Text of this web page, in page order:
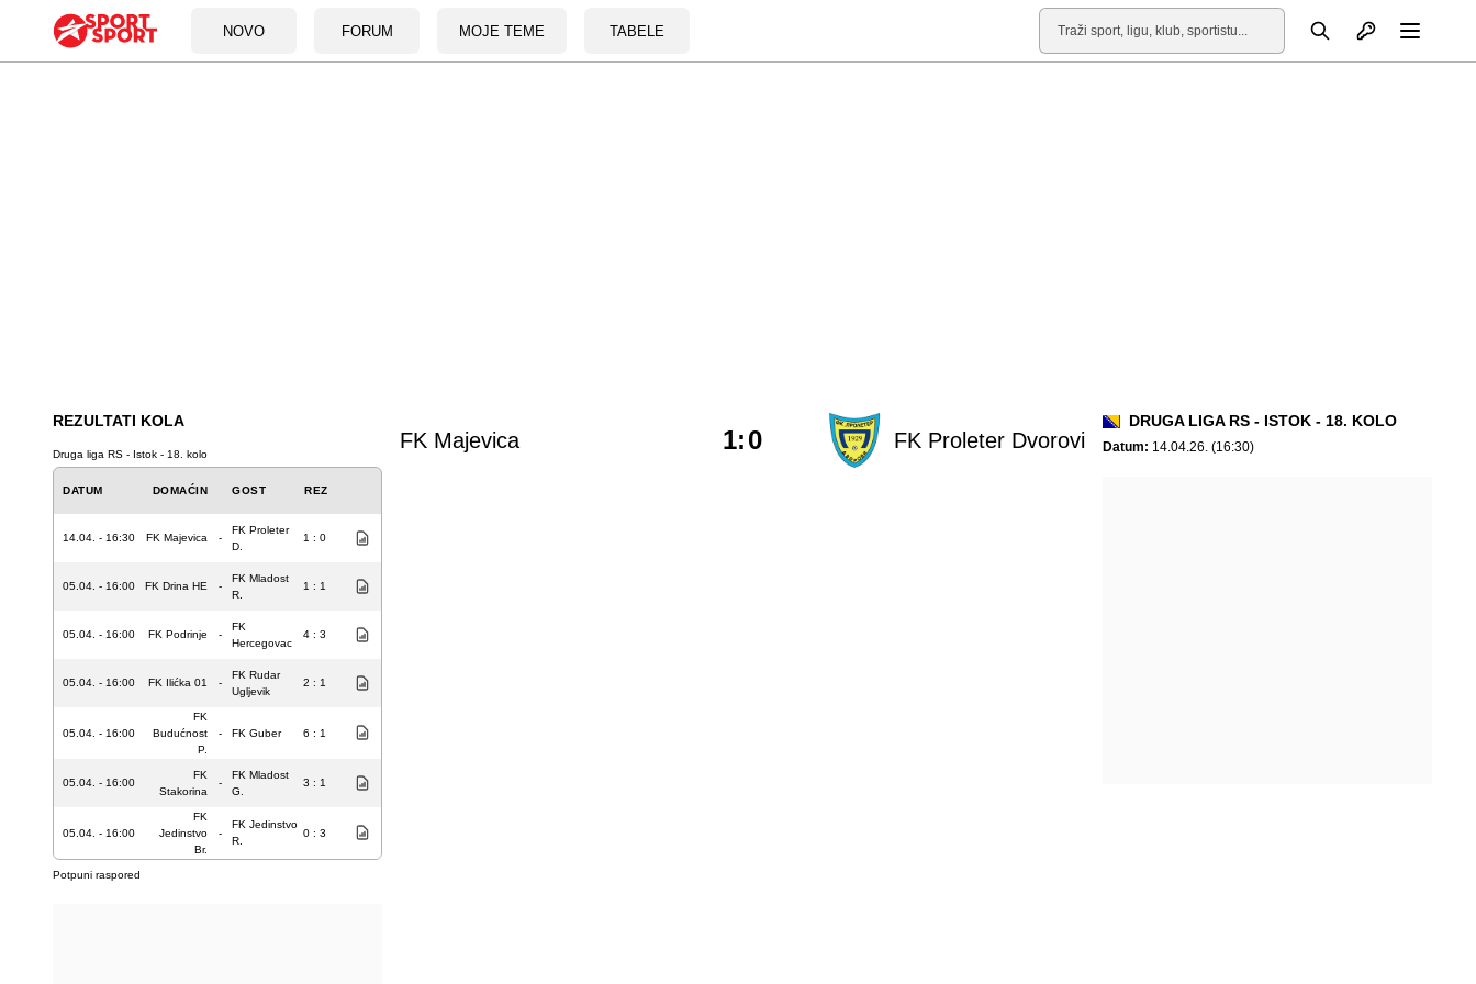
NOVO FORUM MOJE TEME TABELE
Pretraga Otvori profil
REZULTATI KOLA
Druga liga RS - Istok - 18. kolo
DATUM DOMAĆIN GOST REZ
14.04. - 16:30 FK Majevica -
FK Proleter
D.
1 : 0
05.04. - 16:00 FK Drina HE -
FK Mladost
R.
1 : 1
05.04. - 16:00 FK Podrinje -
FK
Hercegovac
4 : 3
05.04. - 16:00 FK Ilićka 01 -
FK Rudar
Ugljevik
2 : 1
05.04. - 16:00
FK
Budućnost
P.
- FK Guber 6 : 1
05.04. - 16:00
FK
Stakorina
-
FK Mladost
G.
3 : 1
05.04. - 16:00
FK
Jedinstvo
Br.
-
FK Jedinstvo
R.
0 : 3
Potpuni raspored
FK Majevica FK Proleter Dvorovi
1:0
DRUGA LIGA RS - ISTOK - 18. KOLO
Datum: 14.04.26. (16:30)